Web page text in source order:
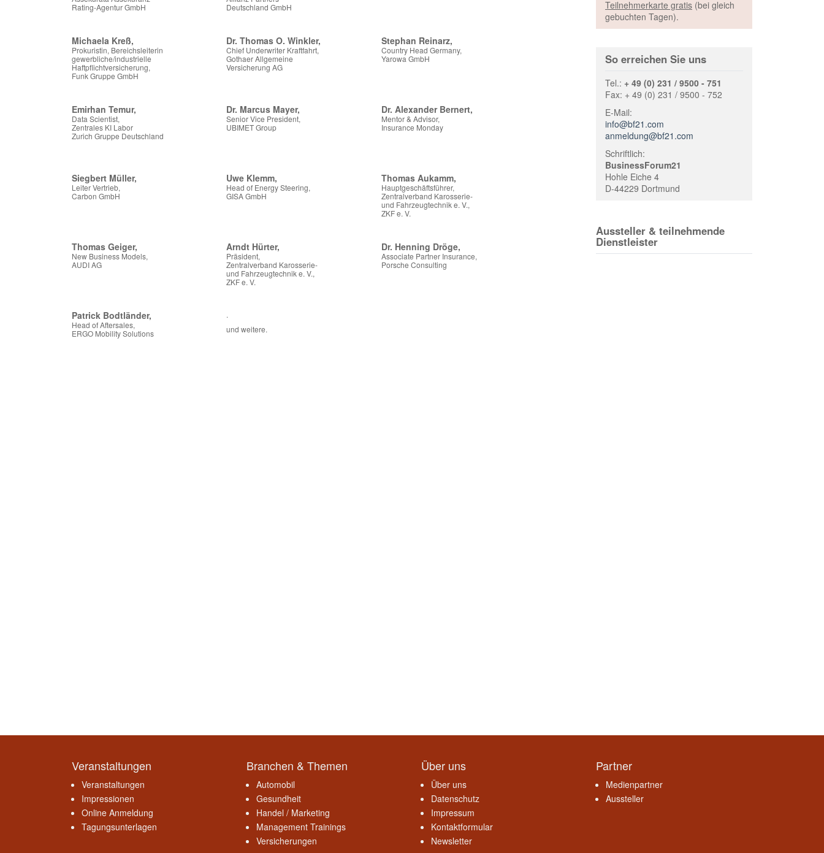
Rating-Agentur GmbH
Deutschland GmbH
Michaela Kreß,
Prokuristin, Bereichsleiterin
gewerbliche/industrielle
Haftpflichtversicherung,
Funk Gruppe GmbH
Dr. Thomas O. Winkler,
Chief Underwriter Kraftfahrt,
Gothaer Allgemeine
Versicherung AG
Stephan Reinarz,
Country Head Germany,
Yarowa GmbH
Emirhan Temur,
Data Scientist,
Zentrales KI Labor
Zurich Gruppe Deutschland
Dr. Marcus Mayer,
Senior Vice President,
UBIMET Group
Dr. Alexander Bernert,
Mentor & Advisor,
Insurance Monday
Siegbert Müller,
Leiter Vertrieb,
Carbon GmbH
Uwe Klemm,
Head of Energy Steering,
GISA GmbH
Thomas Aukamm,
Hauptgeschäftsführer,
Zentralverband Karosserie-
und Fahrzeugtechnik e. V.,
ZKF e. V.
Thomas Geiger,
New Business Models,
AUDI AG
Arndt Hürter,
Präsident,
Zentralverband Karosserie-
und Fahrzeugtechnik e. V.,
ZKF e. V.
Dr. Henning Dröge,
Associate Partner Insurance,
Porsche Consulting
Patrick Bodtländer,
Head of Aftersales,
ERGO Mobility Solutions
.
und weitere.
Teilnehmerkarte gratis (bei gleich
gebuchten Tagen).
So erreichen Sie uns
Tel.: + 49 (0) 231 / 9500 - 751
Fax: + 49 (0) 231 / 9500 - 752
E-Mail:
info@bf21.com
anmeldung@bf21.com
Schriftlich:
BusinessForum21
Hohle Eiche 4
D-44229 Dortmund
Aussteller & teilnehmende
Dienstleister
Veranstaltungen
Veranstaltungen
Impressionen
Online Anmeldung
Tagungsunterlagen
Branchen & Themen
Automobil
Gesundheit
Handel / Marketing
Management Trainings
Versicherungen
Über uns
Über uns
Datenschutz
Impressum
Kontaktformular
Newsletter
Partner
Medienpartner
Aussteller